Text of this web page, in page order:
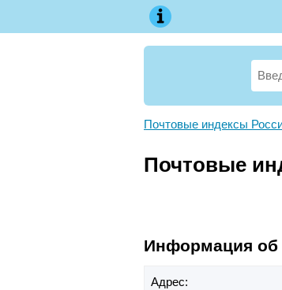
Почтовые индексы
Почтовые
Информация об
Адрес: